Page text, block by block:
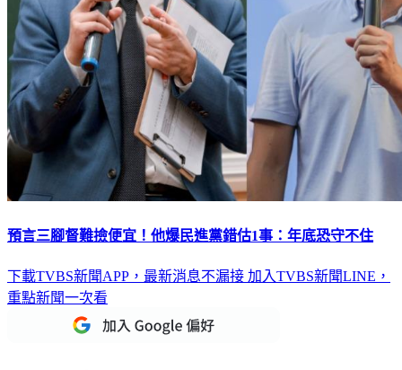
預言三腳督難撿便宜！他爆民進黨錯估1事：年底恐守不住
下載TVBS新聞APP，最新消息不漏接 加入TVBS新聞LINE，
重點新聞一次看